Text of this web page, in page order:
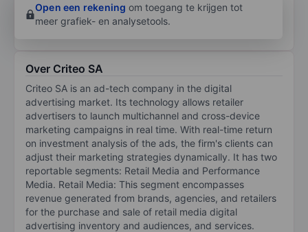
Open een rekening om toegang te krijgen tot
meer grafiek- en analysetools.
Over Criteo SA
Criteo SA is an ad-tech company in the digital
advertising market. Its technology allows retailer
advertisers to launch multichannel and cross-device
marketing campaigns in real time. With real-time return
on investment analysis of the ads, the firm's clients can
adjust their marketing strategies dynamically. It has two
reportable segments: Retail Media and Performance
Media. Retail Media: This segment encompasses
revenue generated from brands, agencies, and retailers
for the purchase and sale of retail media digital
advertising inventory and audiences, and services.